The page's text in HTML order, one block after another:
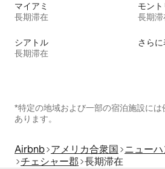
マイアミ
長期滞在
モン
長期滞
シアトル
長期滞在
さら
*特定の地域および一部の宿泊施設に
あります。
Airbnb アメリカ合衆国 ニュー
チェシャー郡 長期滞在